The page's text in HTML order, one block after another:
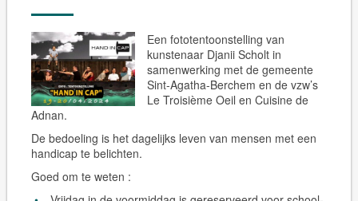
Een fototentoonstelling van
kunstenaar Djanii Scholt in
samenwerking met de gemeente
Sint-Agatha-Berchem en de vzw’s
Le Troisième Oeil en Cuisine de
Adnan.
De bedoeling is het dagelijks leven van mensen met een
handicap te belichten.
Goed om te weten :